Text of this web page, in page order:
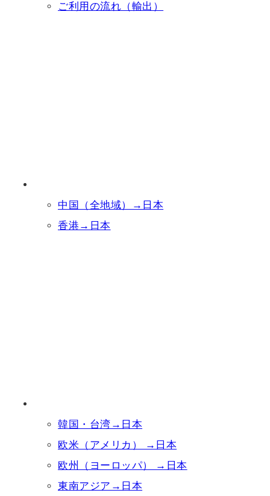
ご利用の流れ（輸出）
中国（全地域）→日本
香港→日本
韓国・台湾→日本
欧米（アメリカ） →日本
欧州（ヨーロッパ） →日本
東南アジア→日本